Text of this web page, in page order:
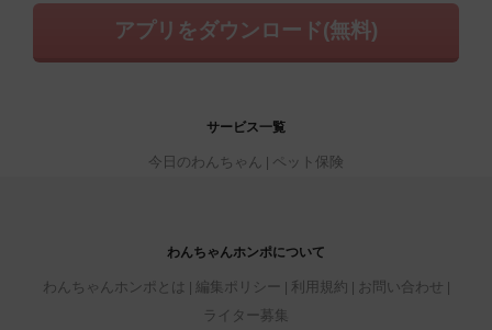
アプリをダウンロード(無料)
サービス一覧
今日のわんちゃん ペット保険
わんちゃんホンポについて
わんちゃんホンポとは 編集ポリシー 利用規約
お問い合わせ
ライター募集